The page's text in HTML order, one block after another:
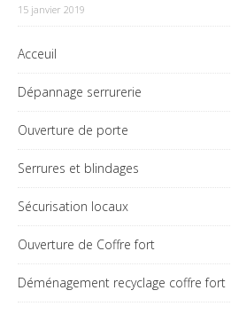
15 janvier 2019
Acceuil
Dépannage serrurerie
Ouverture de porte
Serrures et blindages
Sécurisation locaux
Ouverture de Coffre fort
Déménagement recyclage coffre fort